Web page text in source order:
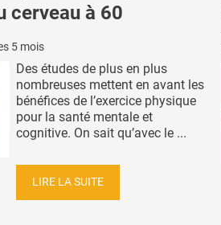
cerveau à 60
5 mois
Des études de plus en plus
nombreuses mettent en avant les
bénéfices de l’exercice physique
pour la santé mentale et
cognitive. On sait qu’avec le ...
LIRE LA SUITE